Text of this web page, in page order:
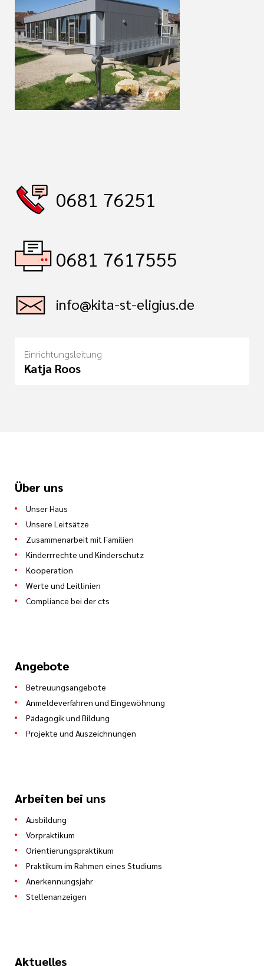
0681 76251
0681 7617555
info@kita-st-eligius.de
Einrichtungsleitung
Katja Roos
Über uns
Unser Haus
Unsere Leitsätze
Zusammenarbeit mit Familien
Kinderrrechte und Kinderschutz
Kooperation
Werte und Leitlinien
Compliance bei der cts
Angebote
Betreuungsangebote
Anmeldeverfahren und Eingewöhnung
Pädagogik und Bildung
Projekte und Auszeichnungen
Arbeiten bei uns
Ausbildung
Vorpraktikum
Orientierungspraktikum
Praktikum im Rahmen eines Studiums
Anerkennungsjahr
Stellenanzeigen
Aktuelles